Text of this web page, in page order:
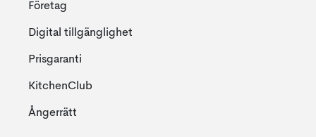
Företag
Digital tillgänglighet
Prisgaranti
KitchenClub
Ångerrätt